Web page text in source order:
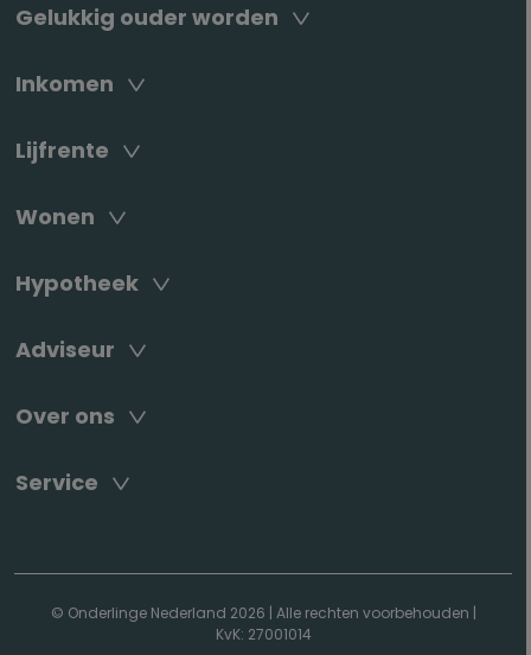
Gelukkig ouder worden
Inkomen
Lijfrente
Wonen
Hypotheek
Adviseur
Over ons
Service
© Onderlinge Nederland 2026 | Alle rechten voorbehouden |
KvK: 27001014